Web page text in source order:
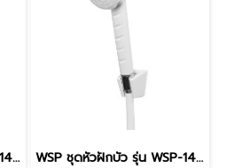
WSP ชุดหัวฝักบัว รุ่น WSP-149C WSP ชุดหัวฝักบัว รุ่น WSP-147W